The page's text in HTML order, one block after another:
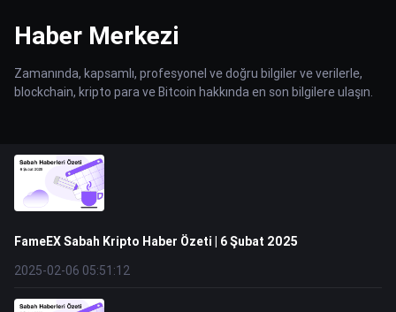
Haber Merkezi
Zamanında, kapsamlı, profesyonel ve doğru bilgiler ve verilerle,
blockchain, kripto para ve Bitcoin hakkında en son bilgilere ulaşın.
FameEX Sabah Kripto Haber Özeti | 6 Şubat 2025
2025-02-06 05:51:12